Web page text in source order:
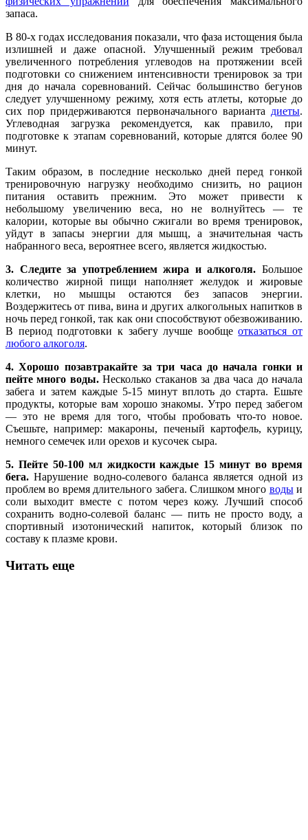
запаса.
В 80-х годах исследования показали, что фаза истощения была
излишней и даже опасной. Улучшенный режим требовал
увеличенного потребления углеводов на протяжении всей
подготовки со снижением интенсивности тренировок за три
дня до начала соревнований. Сейчас большинство бегунов
следует улучшенному режиму, хотя есть атлеты, которые до
сих пор придерживаются первоначального варианта диеты.
Углеводная загрузка рекомендуется, как правило, при
подготовке к этапам соревнований, которые длятся более 90
минут.
Таким образом, в последние несколько дней перед гонкой
тренировочную нагрузку необходимо снизить, но рацион
питания оставить прежним. Это может привести к
небольшому увеличению веса, но не волнуйтесь — те
калории, которые вы обычно сжигали во время тренировок,
уйдут в запасы энергии для мышц, а значительная часть
набранного веса, вероятнее всего, является жидкостью.
3. Следите за употреблением жира и алкоголя. Большое
количество жирной пищи наполняет желудок и жировые
клетки, но мышцы остаются без запасов энергии.
Воздержитесь от пива, вина и других алкогольных напитков в
ночь перед гонкой, так как они способствуют обезвоживанию.
В период подготовки к забегу лучше вообщеотказаться от
любого алкоголя.
4. Хорошо позавтракайте за три часа до начала гонки и
пейте много воды.Несколько стаканов за два часа до начала
забега и затем каждые 5-15 минут вплоть до старта. Ешьте
продукты, которые вам хорошо знакомы. Утро перед забегом
— это не время для того, чтобы пробовать что-то новое.
Съешьте, например: макароны, печеный картофель, курицу,
немного семечек или орехов и кусочек сыра.
5. Пейте 50-100 мл жидкости каждые 15 минут во время
бега. Нарушение водно-солевого баланса является одной из
проблем во время длительного забега. Слишком много водыи
соли выходит вместе с потом через кожу. Лучший способ
сохранить водно-солевой баланс — пить не просто воду, а
спортивный изотонический напиток, который близок по
составу к плазме крови.
Читать еще